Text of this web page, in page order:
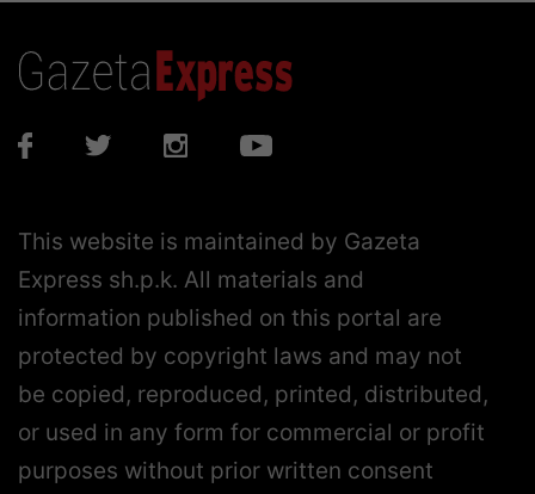
This website is maintained by Gazeta
Express sh.p.k. All materials and
information published on this portal are
protected by copyright laws and may not
be copied, reproduced, printed, distributed,
or used in any form for commercial or profit
purposes without prior written consent